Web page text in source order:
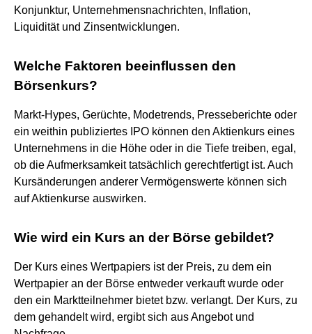
Konjunktur, Unternehmensnachrichten, Inflation,
Liquidität und Zinsentwicklungen.
Welche Faktoren beeinflussen den
Börsenkurs?
Markt-Hypes, Gerüchte, Modetrends, Presseberichte oder
ein weithin publiziertes IPO können den Aktienkurs eines
Unternehmens in die Höhe oder in die Tiefe treiben, egal,
ob die Aufmerksamkeit tatsächlich gerechtfertigt ist. Auch
Kursänderungen anderer Vermögenswerte können sich
auf Aktienkurse auswirken.
Wie wird ein Kurs an der Börse gebildet?
Der Kurs eines Wertpapiers ist der Preis, zu dem ein
Wertpapier an der Börse entweder verkauft wurde oder
den ein Marktteilnehmer bietet bzw. verlangt. Der Kurs, zu
dem gehandelt wird, ergibt sich aus Angebot und